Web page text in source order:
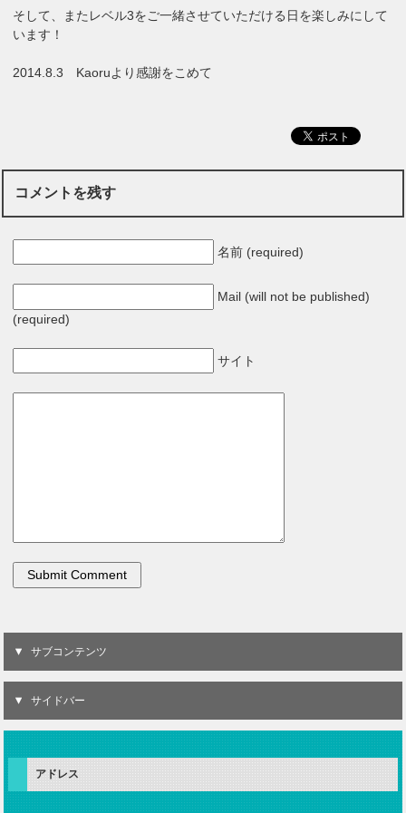
そして、またレベル3をご一緒させていただける日を楽しみにして
います！
2014.8.3 Kaoruより感謝をこめて
コメントを残す
名前 (required)
Mail (will not be published)
(required)
サイト
サブコンテンツ
サイドバー
アドレス